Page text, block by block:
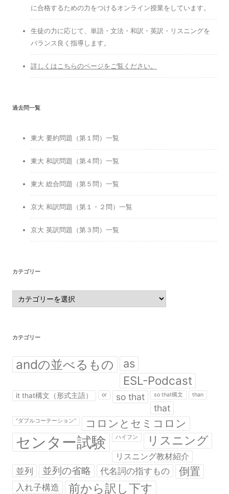
に合格するための力をつけるオンライン授業をしています。
生徒の力に応じて、単語・文法・和訳・英訳・リスニングを
バランス良く指導します。
詳しくはこちらのページをご覧ください。
過去問一覧
東大 要約問題（第１問）一覧
東大 和訳問題（第４問）一覧
東大 総合問題（第５問）一覧
京大 和訳問題（第１・２問）一覧
京大 英訳問題（第３問）一覧
カテゴリー
カ
テ
ゴ
カテゴリー
andの並べるもの as
ESL-Podcast
it that構文（形式主語） or so that so that構文 than
that
“ダブルコーテーション” コロンとセミコロン
センター試験 ハイフン リスニング
リスニング教材紹介
並列 並列の省略 代名詞の指すもの 倒置
入れ子構造 前から訳し下す